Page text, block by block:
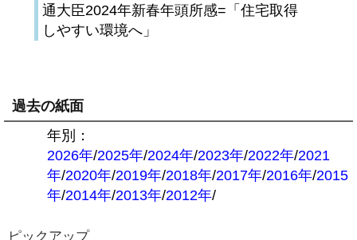
通大臣2024年新春年頭所感=「住宅取得
しやすい環境へ」
過去の紙面
年別：
2026年/2025年/2024年/2023年/2022年/2021
年/2020年/2019年/2018年/2017年/2016年/2015
年/2014年/2013年/2012年/
ピックアップ